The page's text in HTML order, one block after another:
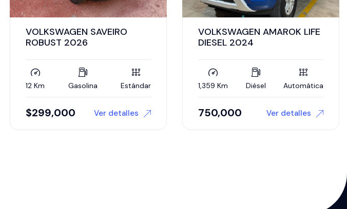
VOLKSWAGEN AMAROK LIFE
DIESEL 2024
1,359 Km Diésel Automática
750,000 Ver detalles
GMC SIERRA AT4 2023
26,000 Km Gasolina Automática
$1,195,000 Ver detalles